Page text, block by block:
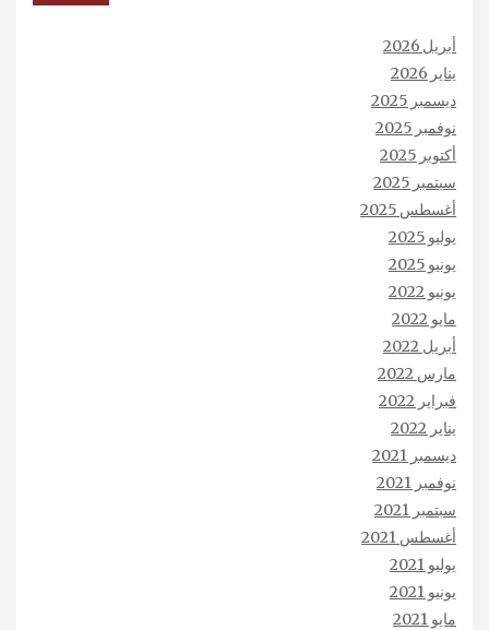
أبريل 2026
يناير 2026
ديسمبر 2025
نوفمبر 2025
أكتوبر 2025
سبتمبر 2025
أغسطس 2025
يوليو 2025
يونيو 2025
يونيو 2022
مايو 2022
أبريل 2022
مارس 2022
فبراير 2022
يناير 2022
ديسمبر 2021
نوفمبر 2021
سبتمبر 2021
أغسطس 2021
يوليو 2021
يونيو 2021
مايو 2021